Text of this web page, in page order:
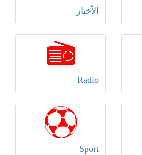
الأخبار
Radio
Sport